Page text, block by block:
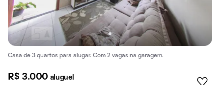
Casa de 3 quartos para alugar. Com 2 vagas na garagem.
R$ 3.000 aluguel